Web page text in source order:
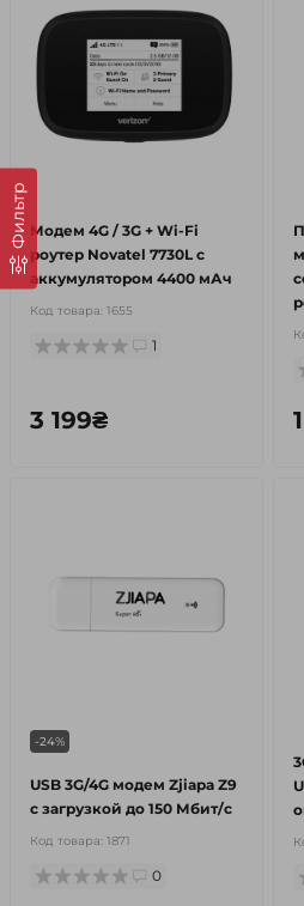
Фильтр Модем 4G / 3G + Wi-Fi
роутер Novatel 7730L с
аккумулятором 4400 мАч
Код товара: 1655
1
3 199₴
-24%
USB 3G/4G модем Zjiapa Z9
c загрузкой до 150 Мбит/с
Код товара: 1871
0